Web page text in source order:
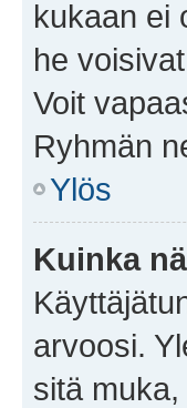
kukaan ei
he
Voit
Ryhmän
Ylös
Kuinka
arvoosi.
sitä